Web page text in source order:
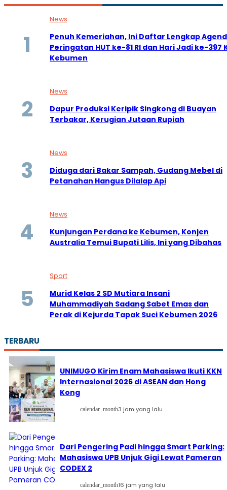
News
Penuh Kemeriahan, Ini Daftar Lengkap
Peringatan HUT ke-81 RI dan Hari Jadi ke-
Kebumen
News
Dapur Produksi Keripik Singkong di Buayan
Terbakar, Kerugian Jutaan Rupiah
News
Diduga dari Bakar Sampah, Gudang Mebel di
Petanahan Hangus Dilalap Api
News
Kunjungan Perdana ke Kebumen, Konjen
Australia Temui Bupati Lilis, Ini yang Dibahas
Sport
Murid Kelas 2 SD Mutiara Insani
Muhammadiyah Sadang Sabet Emas dan
Perak di Kejurda Tapak Suci Kebumen 2026
TERBARU
UNIMUGO Kirim Enam Mahasiswa Ikuti KKN
Internasional 2026 di ASEAN dan Hong
Kong
calendar_month3 jam yang lalu
Dari Pengering Padi hingga Smart Parking:
Mahasiswa UPB Unjuk Gigi Lewat Pameran
CODEX 2
calendar_month16 jam yang lalu